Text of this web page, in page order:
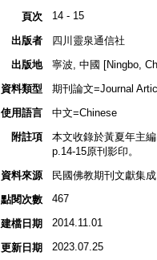
頁次 14 - 15
出版者
四川靈泉通信社
出版地
寧波, 中國 [Ningbo,
資料類型
期刊論文=Journal
使用語言
中文=Chinese
附註項
本文收錄於黃夏年主
p.14-15原刊影印。
資料來源
民國佛教期刊文獻集
點閱次數
467
建檔日期 2014.11.01
更新日期 2023.07.25